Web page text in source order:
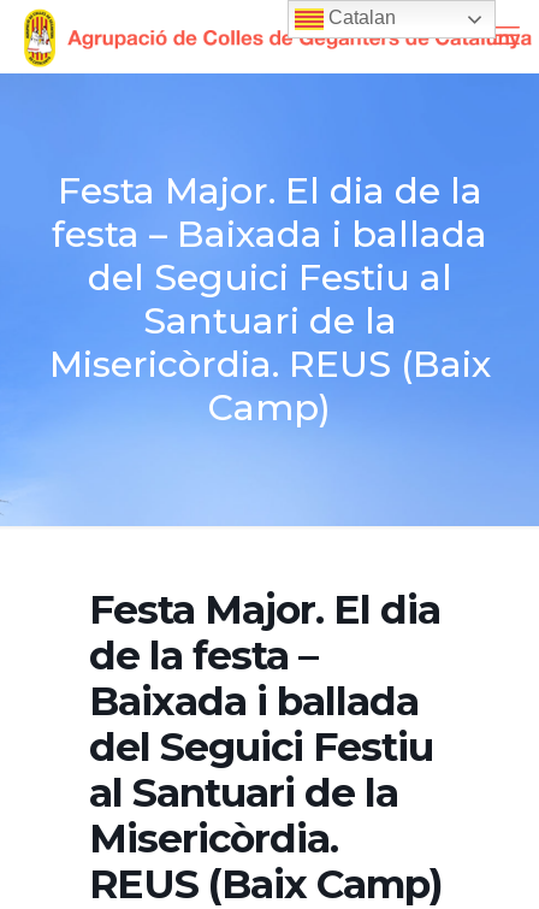
Festa Major. El dia de la
festa – Baixada i ballada
del Seguici Festiu al
Santuari de la
Misericòrdia. REUS (Baix
Camp)
Festa Major. El dia
de la festa –
Baixada i ballada
del Seguici Festiu
al Santuari de la
Misericòrdia.
REUS (Baix Camp)
Catalan